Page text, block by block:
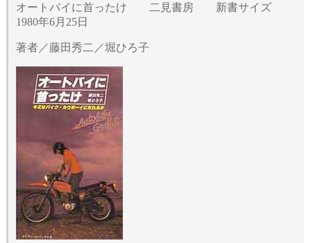
オートバイに首ったけ 二見書房 新書サイズ
1980年6月25日
著者／藤田秀二／堀ひろ子